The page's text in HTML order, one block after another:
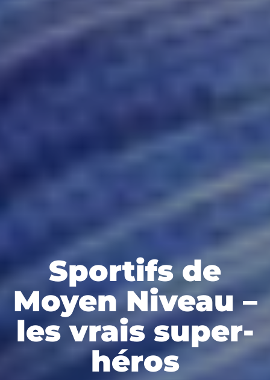
Sportifs de
Moyen Niveau –
les vrais super-
héros